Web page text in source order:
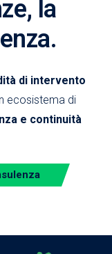
la
di intervento
ecosistema di
e continuità